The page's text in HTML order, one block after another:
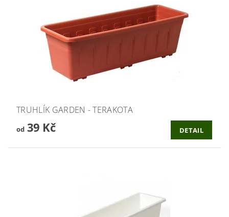
TRUHLÍK GARDEN - TERAKOTA
od39 Kč DETAIL